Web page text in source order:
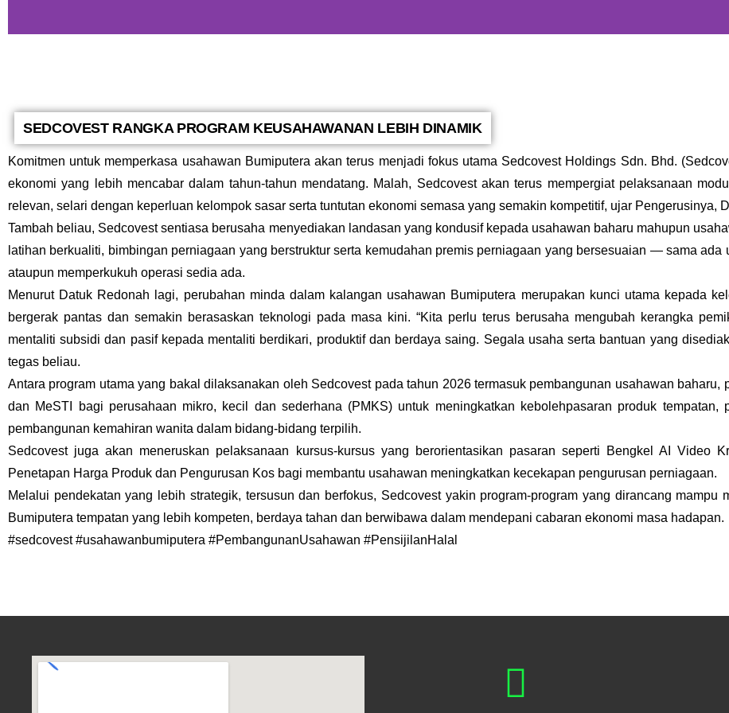
SEDCOVEST RANGKA PROGRAM KEUSAHAWANAN LEBIH DINAMIK
Komitmen untuk memperkasa usahawan Bumiputera akan terus menjadi fokus utama Sedcovest Holdings Sdn. Bhd.
ekonomi yang lebih mencabar dalam tahun-tahun mendatang. Malah, Sedcovest akan terus mempergiat pelaksanaan
relevan, selari dengan keperluan kelompok sasar serta tuntutan ekonomi semasa yang semakin kompetitif, ujar Pengerusinya,
Tambah beliau, Sedcovest sentiasa berusaha menyediakan landasan yang kondusif kepada usahawan baharu mahupun
latihan berkualiti, bimbingan perniagaan yang berstruktur serta kemudahan premis perniagaan yang bersesuaian — sama
ataupun memperkukuh operasi sedia ada.
Menurut Datuk Redonah lagi, perubahan minda dalam kalangan usahawan Bumiputera merupakan kunci utama kepada
bergerak pantas dan semakin berasaskan teknologi pada masa kini. “Kita perlu terus berusaha mengubah kerangka
mentaliti subsidi dan pasif kepada mentaliti berdikari, produktif dan berdaya saing. Segala usaha serta bantuan yang
tegas beliau.
Antara program utama yang bakal dilaksanakan oleh Sedcovest pada tahun 2026 termasuk pembangunan usahawan baharu,
dan MeSTI bagi perusahaan mikro, kecil dan sederhana (PMKS) untuk meningkatkan kebolehpasaran produk tempatan,
pembangunan kemahiran wanita dalam bidang-bidang terpilih.
Sedcovest juga akan meneruskan pelaksanaan kursus-kursus yang berorientasikan pasaran seperti Bengkel AI Video
Penetapan Harga Produk dan Pengurusan Kos bagi membantu usahawan meningkatkan kecekapan pengurusan perniagaan.
Melalui pendekatan yang lebih strategik, tersusun dan berfokus, Sedcovest yakin program-program yang dirancang mampu
Bumiputera tempatan yang lebih kompeten, berdaya tahan dan berwibawa dalam mendepani cabaran ekonomi masa hadapan.
#sedcovest #usahawanbumiputera #PembangunanUsahawan #PensijilanHalal